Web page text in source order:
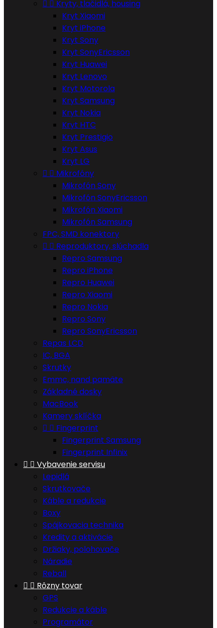
  Kryty, tlačidlá, housing
Kryt Xiaomi
Kryt iPhone
Kryt Sony
Kryt SonyEricsson
Kryt Huawei
Kryt Lenovo
Kryt Motorola
Kryt Samsung
Kryt Nokia
Kryt HTC
Kryt Prestigio
Kryt Asus
Kryt LG
  Mikrofóny
Mikrofón Sony
Mikrofón SonyEricsson
Mikrofón Xiaomi
Mikrofón Samsung
FPC, SMD konektory
  Reproduktory, slúchadla
Repro Samsung
Repro iPhone
Repro Huawei
Repro Xiaomi
Repro Nokia
Repro Sony
Repro SonyEricsson
Repas LCD
IC, BGA
Skrutky
Emmc, nand pamäte
Základné dosky
MacBook
Kamery sklíčka
  Fingerprint
Fingerprint Samsung
Fingerprint Infinix
  Vybavenie servisu
Lepidlá
Skrutkovače
Káble a redukcie
Boxy
Spájkovacia technika
Kredity a aktivácie
Držiaky, polohovače
Náradie
Reball
  Rôzny tovar
GPS
Redukcie a káble
Programátor